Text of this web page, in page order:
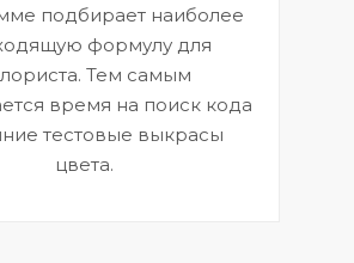
подбирает наиболее
формулу для
Тем самым
время на поиск кода
тестовые выкрасы
цвета.